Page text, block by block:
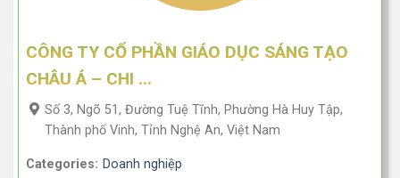
CÔNG TY CỔ PHẦN GIÁO DỤC SÁNG TẠO
CHÂU Á – CHI ...
Số 3, Ngõ 51, Đường Tuệ Tĩnh, Phường Hà Huy Tập,
Thành phố Vinh, Tỉnh Nghệ An, Việt Nam
Categories: Doanh nghiệp